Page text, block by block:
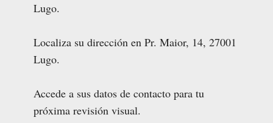
Lugo.
Localiza su dirección en Pr. Maior, 14, 27001
Lugo.
Accede a sus datos de contacto para tu
próxima revisión visual.